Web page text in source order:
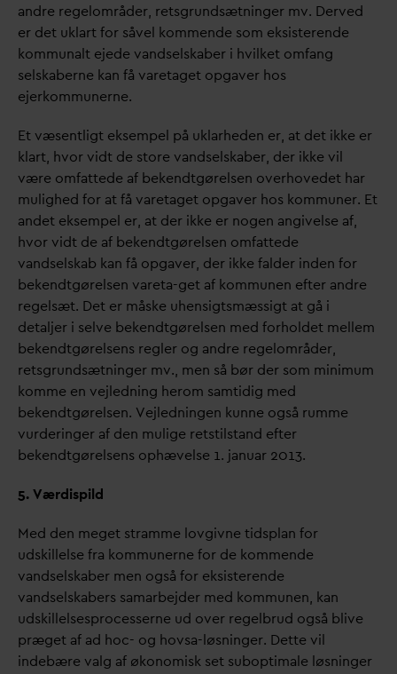
andre regelområder, retsgrundsætninger mv. Derved
er det uklart for såvel kommende som eksisterende
kommunalt ejede vandselskaber i hvilket omfang
selskaberne kan få varetaget opgaver hos
ejerkommunerne.
Et væsentligt eksempel på uklarheden er, at det ikke er
klart, hvor vidt de store vandselskaber, der ikke vil
være omfattede af bekendtgørelsen overhovedet har
mulighed for at få varetaget opgaver hos kommuner. Et
andet eksempel er, at der ikke er nogen angivelse af,
hvor vidt de af bekendtgørelsen omfattede
vandselskab kan få opgaver, der ikke falder inden for
bekendtgørelsen vareta-get af kommunen efter andre
regelsæt. Det er måske uhensigtsmæssigt at gå i
detaljer i selve bekendtgørelsen med forholdet mellem
bekendtgørelsens regler og andre regelområder,
retsgrundsætninger mv., men så bør der som minimum
komme en vejledning herom samtidig med
bekendtgørelsen. Vejledningen kunne også rumme
vurderinger af den mulige retstilstand efter
bekendtgørelsens ophævelse 1. januar 2013.
5. Værdispild
Med den meget stramme lovgivne tidsplan for
udskillelse fra kommunerne for de kommende
vandselskaber men også for eksisterende
vandselskabers samarbejder med kommunen, kan
udskillelsesprocesserne ud over regelbrud også blive
præget af ad hoc- og hovsa-løsninger. Dette vil
indebære valg af økonomisk set suboptimale løsninger